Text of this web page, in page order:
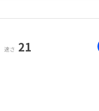
速さ 21